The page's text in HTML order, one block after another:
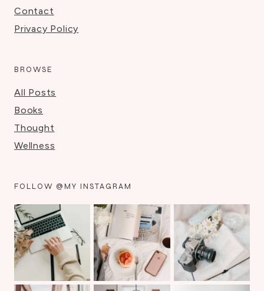
Contact
Privacy Policy
BROWSE
All Posts
Books
Thought
Wellness
FOLLOW @MY INSTAGRAM